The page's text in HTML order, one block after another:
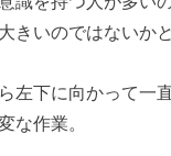
きいのではないか
左下に向かって一
な作業。